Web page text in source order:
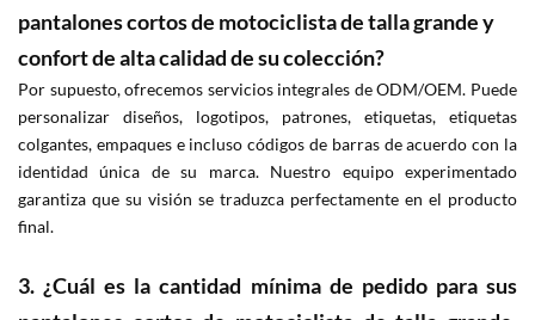
pantalones cortos de motociclista de talla grande y
confort de alta calidad de su colección?
Por supuesto, ofrecemos servicios integrales de ODM/OEM. Puede
personalizar diseños, logotipos, patrones, etiquetas, etiquetas
colgantes, empaques e incluso códigos de barras de acuerdo con la
identidad única de su marca. Nuestro equipo experimentado
garantiza que su visión se traduzca perfectamente en el producto
final.
3. ¿Cuál es la cantidad mínima de pedido para sus